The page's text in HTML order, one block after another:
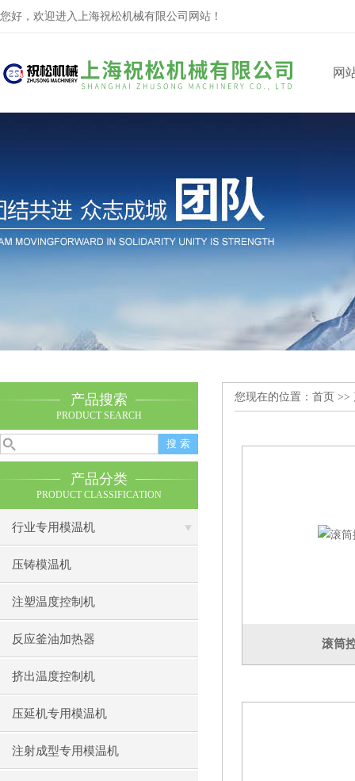
您好，欢迎进入上海祝松机械有限公司网站！
网
产品搜索
PRODUCT SEARCH
产品分类
PRODUCT CLASSIFICATION
行业专用模温机
压铸模温机
注塑温度控制机
反应釜油加热器
挤出温度控制机
压延机专用模温机
注射成型专用模温机
您现在的位置： 首页 >>
滚筒